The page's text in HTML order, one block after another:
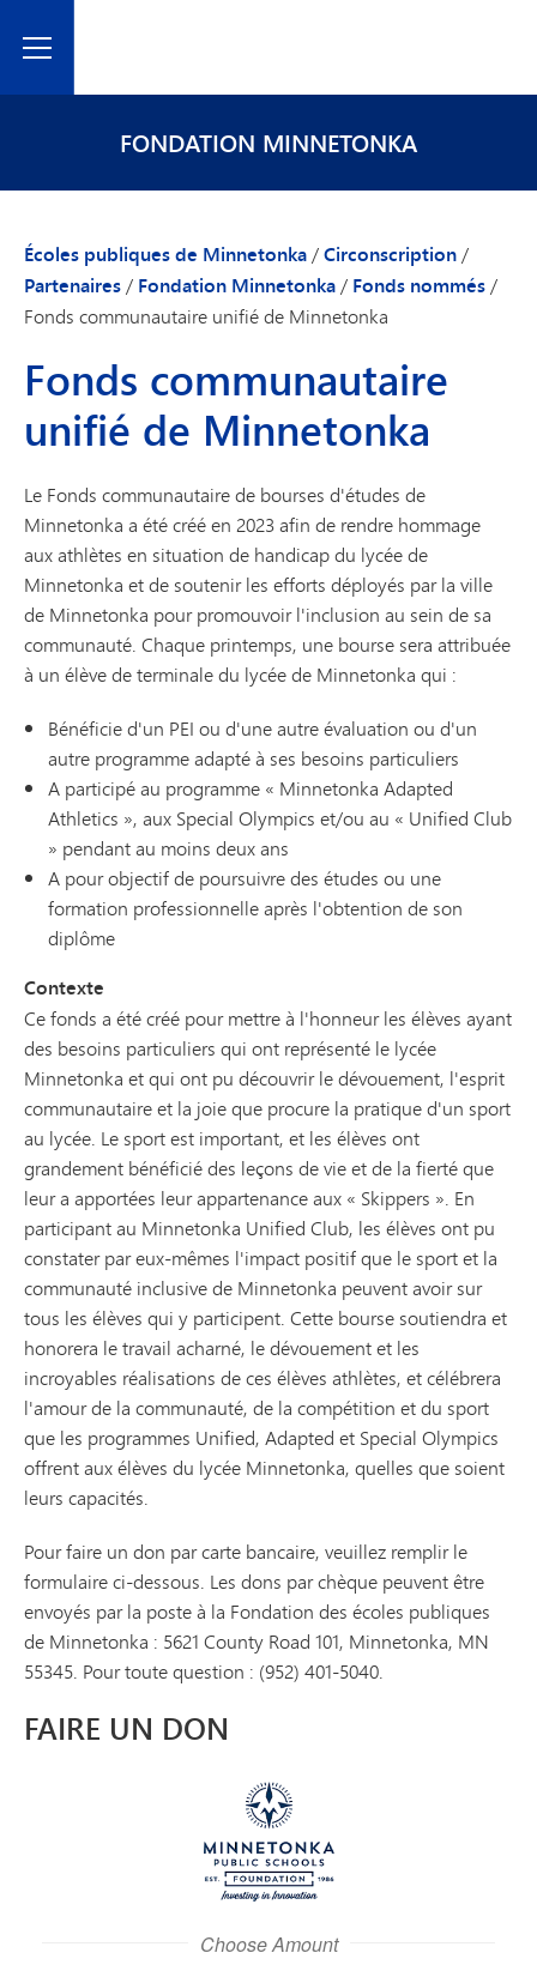
Toggle Menu
FONDATION MINNETONKA
Écoles publiques de Minnetonka/Circonscription/
Partenaires/ Fondation Minnetonka/ Fonds nommés/
Fonds communautaire unifié de Minnetonka
Fonds communautaire
unifié de Minnetonka
Le Fonds communautaire de bourses d'études de
Minnetonka a été créé en 2023 afin de rendre hommage
aux athlètes en situation de handicap du lycée de
Minnetonka et de soutenir les efforts déployés par la ville
de Minnetonka pour promouvoir l'inclusion au sein de sa
communauté. Chaque printemps, une bourse sera attribuée
à un élève de terminale du lycée de Minnetonka qui :
Bénéficie d'un PEI ou d'une autre évaluation ou d'un
autre programme adapté à ses besoins particuliers
A participé au programme « Minnetonka Adapted
Athletics », aux Special Olympics et/ou au « Unified Club
» pendant au moins deux ans
A pour objectif de poursuivre des études ou une
formation professionnelle après l'obtention de son
diplôme
Contexte
Ce fonds a été créé pour mettre à l'honneur les élèves ayant
des besoins particuliers qui ont représenté le lycée
Minnetonka et qui ont pu découvrir le dévouement, l'esprit
communautaire et la joie que procure la pratique d'un sport
au lycée. Le sport est important, et les élèves ont
grandement bénéficié des leçons de vie et de la fierté que
leur a apportées leur appartenance aux « Skippers ». En
participant au Minnetonka Unified Club, les élèves ont pu
constater par eux-mêmes l'impact positif que le sport et la
communauté inclusive de Minnetonka peuvent avoir sur
tous les élèves qui y participent. Cette bourse soutiendra et
honorera le travail acharné, le dévouement et les
incroyables réalisations de ces élèves athlètes, et célébrera
l'amour de la communauté, de la compétition et du sport
que les programmes Unified, Adapted et Special Olympics
offrent aux élèves du lycée Minnetonka, quelles que soient
leurs capacités.
Pour faire un don par carte bancaire, veuillez remplir le
formulaire ci-dessous. Les dons par chèque peuvent être
envoyés par la poste à la Fondation des écoles publiques
de Minnetonka : 5621 County Road 101, Minnetonka, MN
55345. Pour toute question : (952) 401-5040.
FAIRE UN DON